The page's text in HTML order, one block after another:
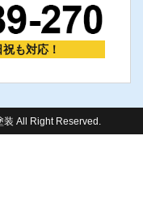
も対応！
装 All Right Reserved.